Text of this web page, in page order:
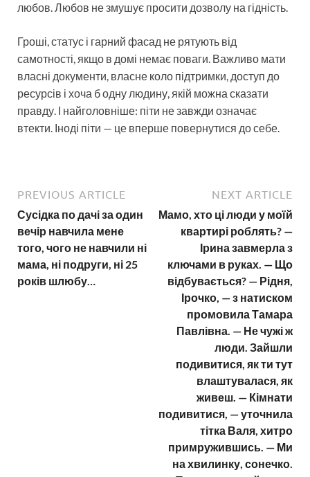
любов. Любов не змушує просити дозволу на гідність.
Гроші, статус і гарний фасад не рятують від
самотності, якщо в домі немає поваги. Важливо мати
власні документи, власне коло підтримки, доступ до
ресурсів і хоча б одну людину, якій можна сказати
правду. І найголовніше: піти не завжди означає
втекти. Іноді піти — це вперше повернутися до себе.
PREVIOUS ARTICLE
Сусідка по дачі за один
вечір навчила мене
того, чого не навчили ні
мама, ні подруги, ні 25
років шлюбу…
NEXT ARTICLE
Мамо, хто ці люди у моїй
квартирі роблять? —
Ірина завмерла з
ключами в руках. — Що
відбувається? — Рідня,
Ірочко, — з натиском
промовила Тамара
Павлівна. — Не чужі ж
люди. Зайшли
подивитися, як ти тут
влаштувалася, як
живеш. — Кімнати
подивитися, — уточнила
тітка Валя, хитро
примружившись. — Ми
на хвилинку, сонечко.